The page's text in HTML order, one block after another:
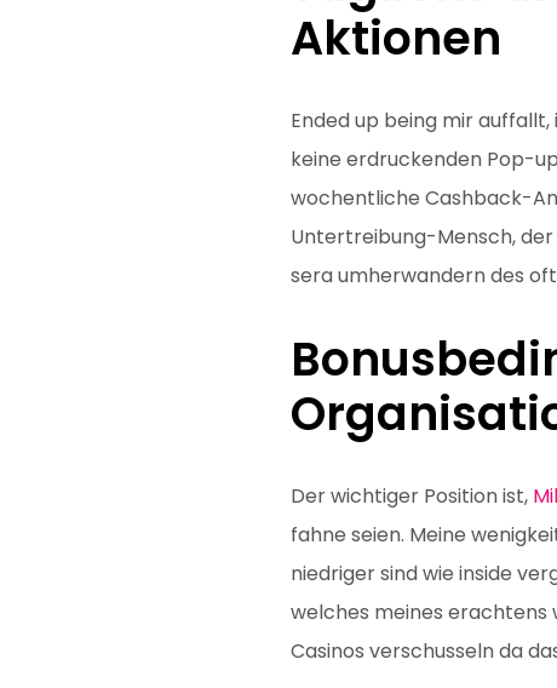
Aktionen
Ended up being mir
keine erdruckenden Pop-
wochentliche Cashback-
Untertreibung-Mensch,
sera umherwandern des
Der wichtiger Position ist,
fahne seien. Meine
niedriger sind wie inside
welches meines erachtens
Casinos verschusseln da